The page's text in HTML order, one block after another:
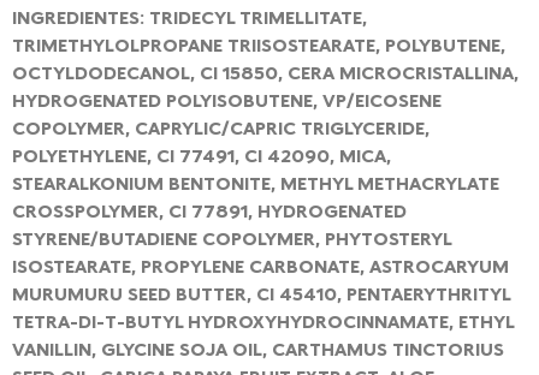
INGREDIENTES: TRIDECYL TRIMELLITATE,
TRIMETHYLOLPROPANE TRIISOSTEARATE, POLYBUTENE,
OCTYLDODECANOL, CI 15850, CERA MICROCRISTALLINA,
HYDROGENATED POLYISOBUTENE, VP/EICOSENE
COPOLYMER, CAPRYLIC/CAPRIC TRIGLYCERIDE,
POLYETHYLENE, CI 77491, CI 42090, MICA,
STEARALKONIUM BENTONITE, METHYL METHACRYLATE
CROSSPOLYMER, CI 77891, HYDROGENATED
STYRENE/BUTADIENE COPOLYMER, PHYTOSTERYL
ISOSTEARATE, PROPYLENE CARBONATE, ASTROCARYUM
MURUMURU SEED BUTTER, CI 45410, PENTAERYTHRITYL
TETRA-DI-T-BUTYL HYDROXYHYDROCINNAMATE, ETHYL
VANILLIN, GLYCINE SOJA OIL, CARTHAMUS TINCTORIUS